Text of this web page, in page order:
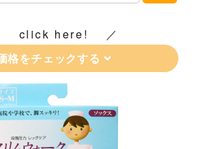
click here!
格をチェックする